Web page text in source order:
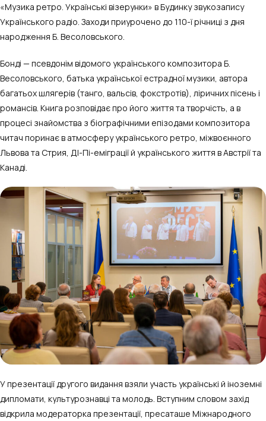
«Музика ретро. Українські візерунки» в Будинку звукозапису
Українського радіо. Заходи приурочено до 110-ї річниці з дня
народження Б. Весоловського.
Бонді — псевдонім відомого українського композитора Б.
Весоловського, батька української естрадної музики, автора
багатьох шлягерів (танго, вальсів, фокстротів), ліричних пісень і
романсів. Книга розповідає про його життя та творчість, а в
процесі знайомства з біографічними епізодами композитора
читач поринає в атмосферу українського ретро, міжвоєнного
Львова та Стрия, ДІ-Пі-еміграції й українського життя в Австрії та
Канаді.
У презентації другого видання взяли участь українські й іноземні
дипломати, культурознавці та молодь. Вступним словом захід
відкрила модераторка презентації, пресаташе Міжнародного